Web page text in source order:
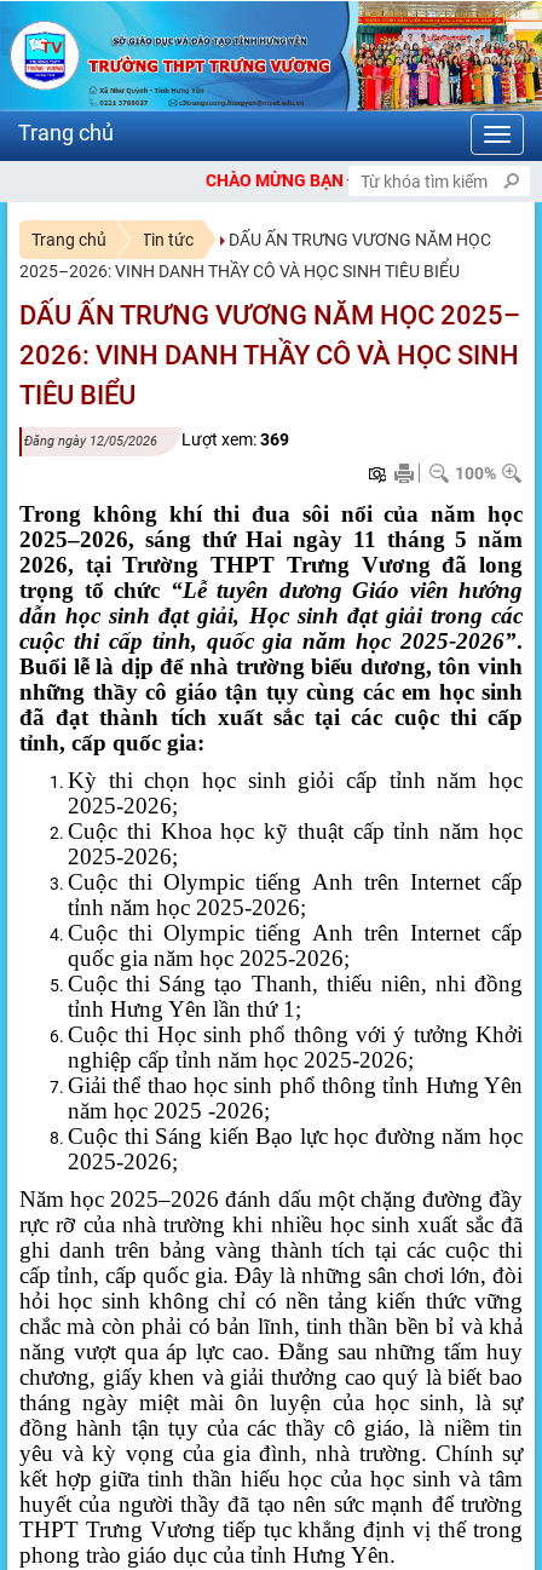
CHÀO MỪNG BẠN ĐẾN VỚI CỔNG THÔNG TIN ĐIỆN TỬ TRƯỜNG
Trang chủ Tin tức
DẤU ẤN TRƯNG VƯƠNG NĂM HỌC
2025–2026: VINH DANH THẦY CÔ VÀ HỌC SINH TIÊU BIỂU
DẤU ẤN TRƯNG VƯƠNG NĂM HỌC 2025–
2026: VINH DANH THẦY CÔ VÀ HỌC SINH
TIÊU BIỂU
Đăng ngày 12/05/2026 Lượt xem:369
100%
Trong không khí thi đua sôi nổi của năm học
2025–2026, sáng thứ Hai ngày 11 tháng 5 năm
2026, tại Trường THPT Trưng Vương đã long
trọng tổ chức “Lễ tuyên dương Giáo viên hướng
dẫn học sinh đạt giải, Học sinh đạt giải trong các
cuộc thi cấp tỉnh, quốc gia năm học 2025-2026”.
Buổi lễ là dịp để nhà trường biểu dương, tôn vinh
những thầy cô giáo tận tụy cùng các em học sinh
đã đạt thành tích xuất sắc tại các cuộc thi cấp
tỉnh, cấp quốc gia:
Kỳ thi chọn học sinh giỏi cấp tỉnh năm học
2025-2026;
Cuộc thi Khoa học kỹ thuật cấp tỉnh năm học
2025-2026;
Cuộc thi Olympic tiếng Anh trên Internet cấp
tỉnh năm học 2025-2026;
Cuộc thi Olympic tiếng Anh trên Internet cấp
quốc gia năm học 2025-2026;
Cuộc thi Sáng tạo Thanh, thiếu niên, nhi đồng
tỉnh Hưng Yên lần thứ 1;
Cuộc thi Học sinh phổ thông với ý tưởng Khởi
nghiệp cấp tỉnh năm học 2025-2026;
Giải thể thao học sinh phổ thông tỉnh Hưng Yên
năm học 2025 -2026;
Cuộc thi Sáng kiến Bạo lực học đường năm học
2025-2026;
Năm học 2025–2026 đánh dấu một chặng đường đầy
rực rỡ của nhà trường khi nhiều học sinh xuất sắc đã
ghi danh trên bảng vàng thành tích tại các cuộc thi
cấp tỉnh, cấp quốc gia. Đây là những sân chơi lớn, đòi
hỏi học sinh không chỉ có nền tảng kiến thức vững
chắc mà còn phải có bản lĩnh, tinh thần bền bỉ và khả
năng vượt qua áp lực cao. Đằng sau những tấm huy
chương, giấy khen và giải thưởng cao quý là biết bao
tháng ngày miệt mài ôn luyện của học sinh, là sự
đồng hành tận tụy của các thầy cô giáo, là niềm tin
yêu và kỳ vọng của gia đình, nhà trường. Chính sự
kết hợp giữa tinh thần hiếu học của học sinh và tâm
huyết của người thầy đã tạo nên sức mạnh để trường
THPT Trưng Vương tiếp tục khẳng định vị thế trong
phong trào giáo dục của tỉnh Hưng Yên.